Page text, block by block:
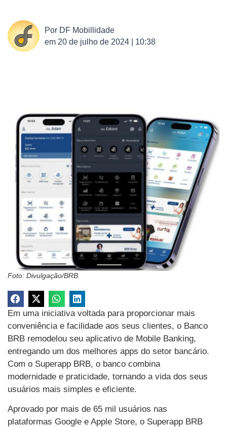
Por DF Mobillidade
em 20 de julho de 2024 | 10:38
Foto: Divulgação/BRB
Em uma iniciativa voltada para proporcionar mais
conveniência e facilidade aos seus clientes, o Banco
BRB remodelou seu aplicativo de Mobile Banking,
entregando um dos melhores apps do setor bancário.
Com o Superapp BRB, o banco combina
modernidade e praticidade, tornando a vida dos seus
usuários mais simples e eficiente.
Aprovado por mais de 65 mil usuários nas
plataformas Google e Apple Store, o Superapp BRB